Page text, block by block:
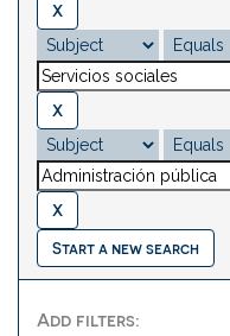
Start a new search
Add filters: